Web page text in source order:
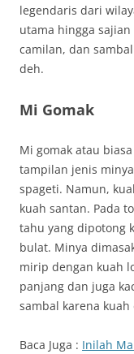
legendaris dari
utama hingga
camilan, dan
deh.
Mi Gomak
Mi gomak atau
tampilan jenis
spageti. Namun,
kuah santan. Pada
tahu yang dipotong
bulat. Minya
mirip dengan kuah
panjang dan juga
sambal karena
Baca Juga : Inilah